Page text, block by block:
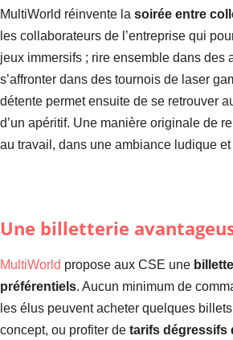
MultiWorld réinvente la soirée entre
les collaborateurs de l’entreprise qui
jeux immersifs ; rire ensemble dans des
s’affronter dans des tournois de laser
détente permet ensuite de se retrouver
d’un apéritif. Une manière originale de
au travail, dans une ambiance ludique et
Une billetterie
MultiWorld propose aux CSE une
préférentiels. Aucun minimum de
les élus peuvent acheter quelques
concept, ou profiter de tarifs dégressifs